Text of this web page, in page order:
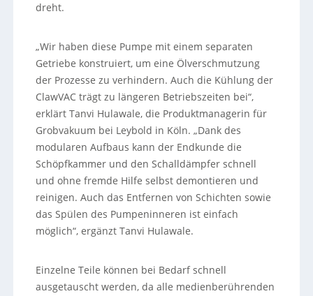
dreht.
„Wir haben diese Pumpe mit einem separaten
Getriebe konstruiert, um eine Ölverschmutzung
der Prozesse zu verhindern. Auch die Kühlung der
ClawVAC trägt zu längeren Betriebszeiten bei“,
erklärt Tanvi Hulawale, die Produktmanagerin für
Grobvakuum bei Leybold in Köln. „Dank des
modularen Aufbaus kann der Endkunde die
Schöpfkammer und den Schalldämpfer schnell
und ohne fremde Hilfe selbst demontieren und
reinigen. Auch das Entfernen von Schichten sowie
das Spülen des Pumpeninneren ist einfach
möglich“, ergänzt Tanvi Hulawale.
Einzelne Teile können bei Bedarf schnell
ausgetauscht werden, da alle medienberührenden